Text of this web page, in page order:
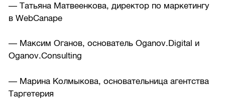
— Татьяна Матвеенкова, директор по маркетингу
в WebCanape
— Максим Оганов, основатель Oganov.Digital и
Oganov.Consulting
— Марина Колмыкова, основательница агентства
Таргетерия